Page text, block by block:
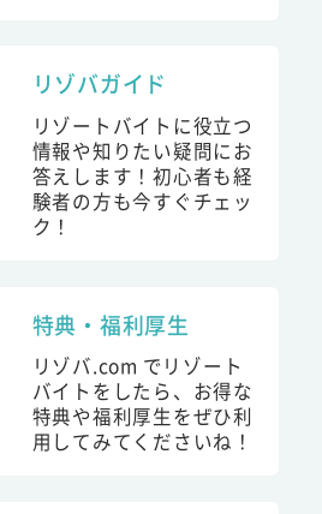
リゾバガイド
リゾートバイトに役立つ
情報や知りたい疑問にお
答えします！初心者も経
験者の方も今すぐチェッ
ク！
特典・福利厚生
リゾバ.com でリゾート
バイトをしたら、お得な
特典や福利厚生をぜひ利
用してみてくださいね！